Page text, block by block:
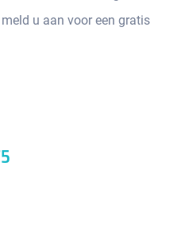
u aan voor een gratis